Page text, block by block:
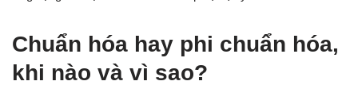
Chuẩn hóa hay phi chuẩn hóa,
khi nào và vì sao?